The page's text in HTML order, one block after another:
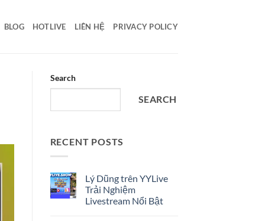
BLOG HOTLIVE LIÊN HỆ PRIVACY POLICY
Search
SEARCH
RECENT POSTS
Lý Dũng trên YYLive
Trải Nghiệm
Livestream Nổi Bật